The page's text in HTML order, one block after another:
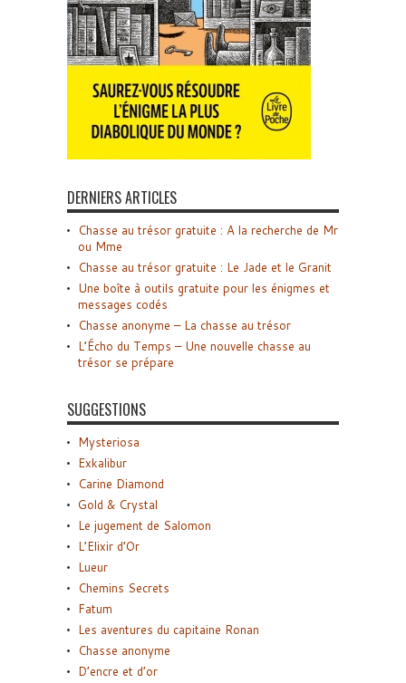
DERNIERS ARTICLES
Chasse au trésor gratuite : A la recherche de Mr
ou Mme
Chasse au trésor gratuite : Le Jade et le Granit
Une boîte à outils gratuite pour les énigmes et
messages codés
Chasse anonyme – La chasse au trésor
L’Écho du Temps – Une nouvelle chasse au
trésor se prépare
SUGGESTIONS
Mysteriosa
Exkalibur
Carine Diamond
Gold & Crystal
Le jugement de Salomon
L’Elixir d’Or
Lueur
Chemins Secrets
Fatum
Les aventures du capitaine Ronan
Chasse anonyme
D’encre et d’or